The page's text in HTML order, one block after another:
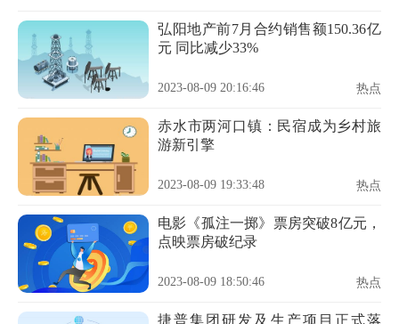
弘阳地产前7月合约销售额150.36亿
元 同比减少33%
2023-08-09 20:16:46 热点
赤水市两河口镇：民宿成为乡村旅
游新引擎
2023-08-09 19:33:48 热点
电影《孤注一掷》票房突破8亿元，
点映票房破纪录
2023-08-09 18:50:46 热点
捷普集团研发及生产项目正式落